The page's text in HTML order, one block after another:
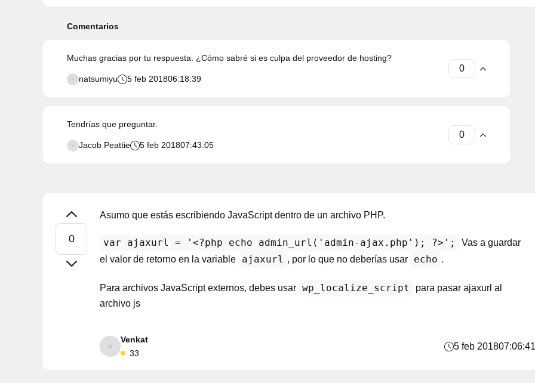
Comentarios
Muchas gracias por tu respuesta. ¿Cómo sabré si es culpa del proveedor de hosting?
natsumiyu 5 feb 201806:18:39
Tendrías que preguntar.
Jacob Peattie 5 feb 201807:43:05
Asumo que estás escribiendo JavaScript dentro de un archivo PHP.
var ajaxurl = '<?php echo admin_url('admin-ajax.php'); ?>';
Vas a guardar
el valor de retorno en la variable
ajaxurl , por lo que no deberías usar echo .
Para archivos JavaScript externos, debes usar wp_localize_script
para pasar ajaxurl al
archivo js
Venkat
33
5 feb 201807:06:41